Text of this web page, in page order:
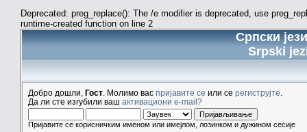
Deprecated: preg_replace(): The /e modifier is deprecated, use
runtime-created function on line 2
Српски
Srpski
Добро дошли, Гост . Молимо вас пријавите се или се региструјте
Да ли сте изгубили ваш активациони e-mail?
Пријавите се корисничким именом или имејлом, лозинком и дужином сесије